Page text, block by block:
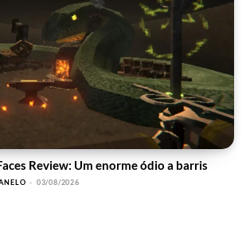
Review: Um enorme ódio a barris
- 03/08/2026